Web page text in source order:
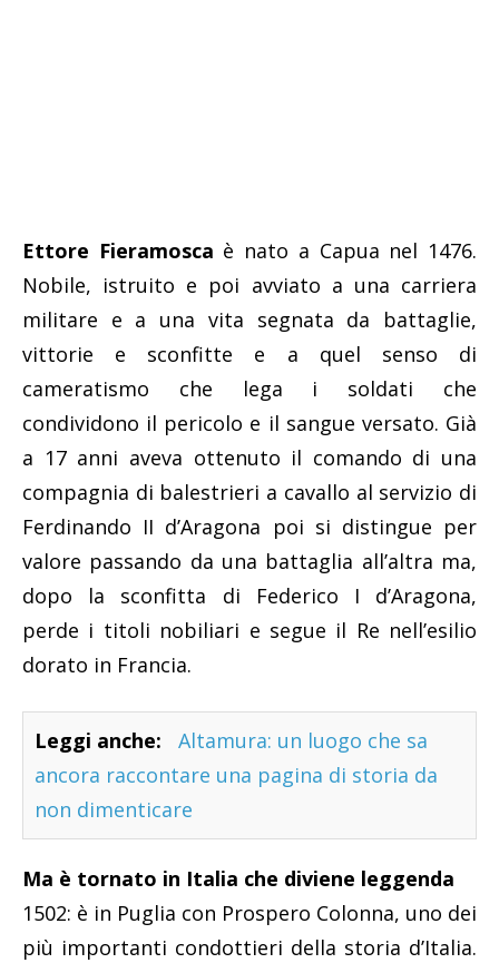
Ettore Fieramosca è nato a Capua nel 1476.
Nobile, istruito e poi avviato a una carriera
militare e a una vita segnata da battaglie,
vittorie e sconfitte e a quel senso di
cameratismo che lega i soldati che
condividono il pericolo e il sangue versato. Già
a 17 anni aveva ottenuto il comando di una
compagnia di balestrieri a cavallo al servizio di
Ferdinando II d’Aragona poi si distingue per
valore passando da una battaglia all’altra ma,
dopo la sconfitta di Federico I d’Aragona,
perde i titoli nobiliari e segue il Re nell’esilio
dorato in Francia.
Leggi anche:
Altamura: un luogo che sa
ancora raccontare una pagina di storia da
non dimenticare
Ma è tornato in Italia che diviene leggenda
1502: è in Puglia con Prospero Colonna, uno dei
più importanti condottieri della storia d’Italia.